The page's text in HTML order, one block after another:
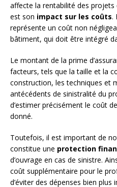
affecte la rentabilité des
est son impact sur les coûts.
représente un coût non
bâtiment, qui doit être intégré
Le montant de la prime
facteurs, tels que la taille et la
construction, les techniques et
antécédents de sinistralité du
d’estimer précisément le coût
donné.
Toutefois, il est important de
constitue une protection
d’ouvrage en cas de sinistre.
coût supplémentaire pour le
d’éviter des dépenses bien